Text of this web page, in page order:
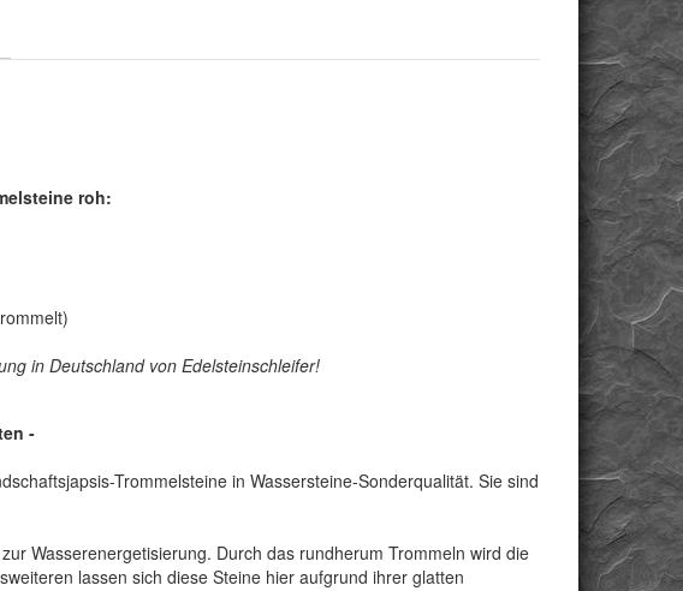
roh:
in Deutschland von Edelsteinschleifer!
-
Trommelsteine in Wassersteine-Sonderqualität. Sie sind
Wasserenergetisierung. Durch das rundherum Trommeln wird die
lassen sich diese Steine hier aufgrund ihrer glatten